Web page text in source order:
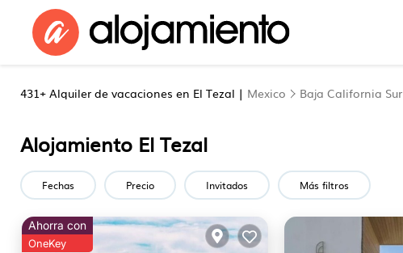
431+ Alquiler de vacaciones en El Tezal | Mexico Baja California Sur
Alojamiento El Tezal
Fechas Precio Invitados Más filtros
Ahorra con
OneKey